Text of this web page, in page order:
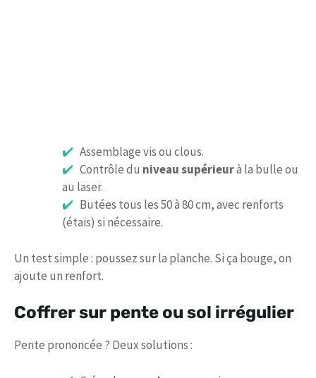
Assemblage vis ou clous.
Contrôle du niveau supérieurà la bulle ou
au laser.
Butées tous les 50 à 80 cm, avec renforts
(étais) si nécessaire.
Un test simple : poussez sur la planche. Si ça bouge, on
ajoute un renfort.
Coffrer sur pente ou sol irrégulier
Pente prononcée ? Deux solutions :